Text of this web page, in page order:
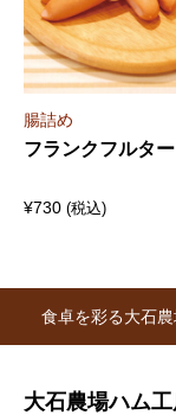
腸詰め
フランクフルター
¥730 (税込)
食卓を彩る大石
大石農場ハム